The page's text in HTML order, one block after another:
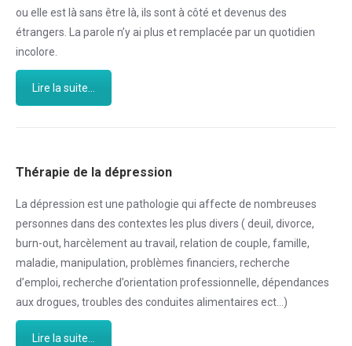
ou elle est là sans être là, ils sont à côté et devenus des
étrangers. La parole n’y ai plus et remplacée par un quotidien
incolore.
Lire la suite...
Thérapie de la dépression
La dépression est une pathologie qui affecte de nombreuses
personnes dans des contextes les plus divers ( deuil, divorce,
burn-out, harcèlement au travail, relation de couple, famille,
maladie, manipulation, problèmes financiers, recherche
d’emploi, recherche d’orientation professionnelle, dépendances
aux drogues, troubles des conduites alimentaires ect…)
Lire la suite...